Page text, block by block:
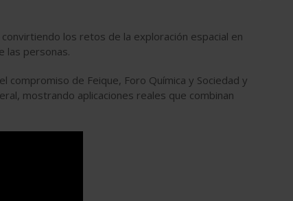
los retos de la exploración espacial en
las personas.
compromiso de Feique, Foro Química y Sociedad y
mostrando aplicaciones reales que combinan